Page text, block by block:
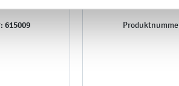
615009